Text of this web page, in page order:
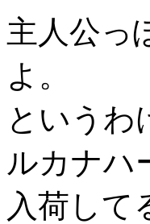
主人公っ
よ。
というわ
ルカナハ
入荷して